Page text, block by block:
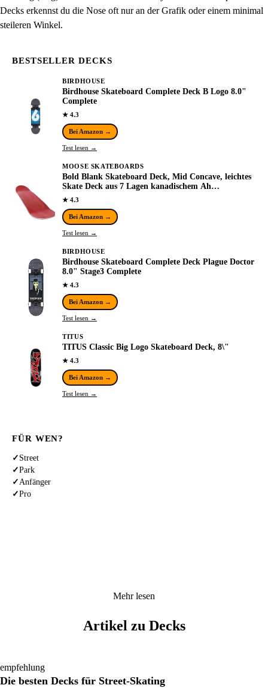
Decks erkennst du die Nose oft nur an der Grafik oder einem minimal
steileren Winkel.
BESTSELLER DECKS
BIRDHOUSE
Birdhouse Skateboard Complete Deck B Logo 8.0"
Complete
★ 4.3
Bei Amazon →
Test lesen →
MOOSE SKATEBOARDS
Bold Blank Skateboard Deck, Mid Concave, leichtes
Skate Deck aus 7 Lagen kanadischem Ah…
★ 4.3
Bei Amazon →
Test lesen →
BIRDHOUSE
Birdhouse Skateboard Complete Deck Plague Doctor
8.0" Stage3 Complete
★ 4.3
Bei Amazon →
Test lesen →
TITUS
TITUS Classic Big Logo Skateboard Deck, 8\"
★ 4.3
Bei Amazon →
Test lesen →
FÜR WEN?
✓ Street
✓Park
✓ Anfänger
✓Pro
Mehr lesen
Artikel zu Decks
empfehlung
Die besten Decks für Street-Skating